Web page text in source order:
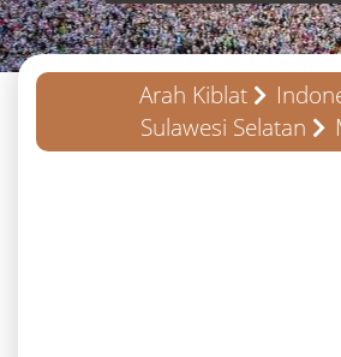
Arah Kiblat
Sulawesi Selatan